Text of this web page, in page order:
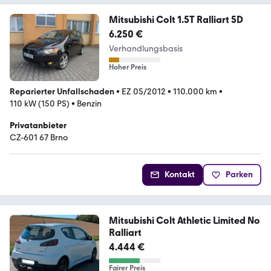
Mitsubishi Colt 1.5T Ralliart 5D
6.250 €
Verhandlungsbasis
Hoher Preis
Reparierter Unfallschaden• EZ 05/2012 • 110.000 km •
110 kW (150 PS) • Benzin
Privatanbieter
CZ-601 67 Brno
Kontakt Parken
Mitsubishi Colt Athletic Limited No
Ralliart
4.444 €
Fairer Preis